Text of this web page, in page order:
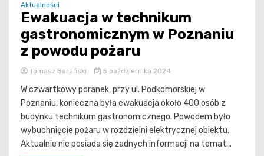
Aktualności
Ewakuacja w technikum
gastronomicznym w Poznaniu
z powodu pożaru
Tomasz Barański 5 października 2024
W czwartkowy poranek, przy ul. Podkomorskiej w
Poznaniu, konieczna była ewakuacja około 400 osób z
budynku technikum gastronomicznego. Powodem było
wybuchnięcie pożaru w rozdzielni elektrycznej obiektu.
Aktualnie nie posiada się żadnych informacji na temat...